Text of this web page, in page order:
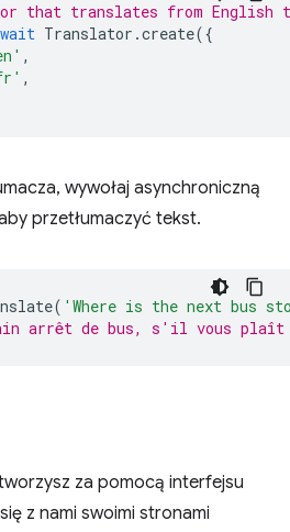
that translates from English
Translator .create({
,
,
wywołaj asynchroniczną
przetłumaczyć tekst.
( 'Where is the next bus
arrêt de bus, s'il vous
za pomocą interfejsu
z nami swoimi stronami